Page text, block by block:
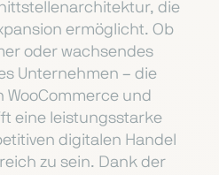
die
ermöglicht. Ob
oder wachsendes
Unternehmen – die
WooCommerce und
eine leistungsstarke
digitalen Handel
zu sein. Dank der